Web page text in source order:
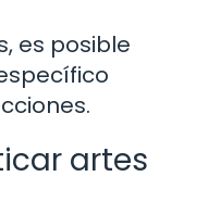
es posible
artes